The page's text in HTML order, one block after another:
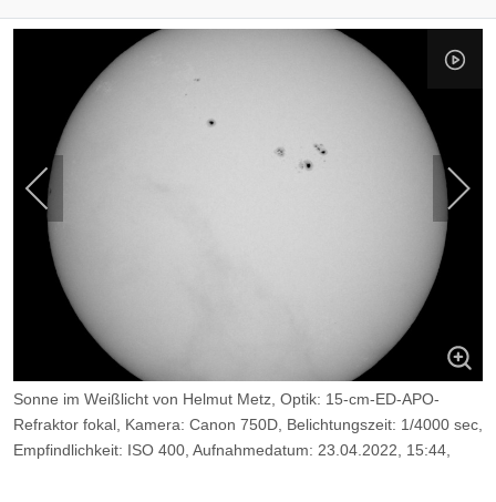
Sonne im Weißlicht von Helmut Metz, Optik: 15-cm-ED-APO-
Refraktor fokal, Kamera: Canon 750D, Belichtungszeit: 1/4000 sec,
Empfindlichkeit: ISO 400, Aufnahmedatum: 23.04.2022, 15:44,